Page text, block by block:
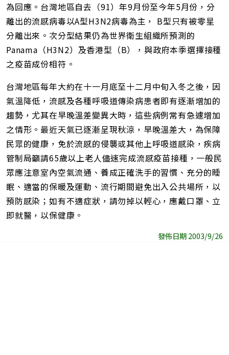
為回應。台灣地區自去（91）年9月份至今年5月份，分
離出的流感病毒以A型H3N2病毒為主， B型只有被零星
分離出來。次分型結果仍為世界衛生組織所預測的
Panama（H3N2）及香港型（B），與政府本季選擇接種
之疫苗成份相符。
台灣地區每年大約在十一月底至十二月中旬入冬之後，因
氣溫降低，流感及各種呼吸道傳染病患者即有逐漸增加的
趨勢，尤其在早晚溫差變異大時，這些病例常有急遽增加
之情形。最近天氣已逐漸呈現秋涼，早晚溫差大，為保障
民眾的健康，免於流感的侵襲或其他上呼吸道感染，疾病
管制局籲請65歲以上老人儘速完成流感疫苗接種，一般民
眾應注意室內空氣流通、養成正確洗手的習慣、充分的睡
眠、適當的保暖及運動、流行期間避免出入公共場所，以
預防感染；如有不適症狀，請勿掉以輕心，應戴口罩、立
即就醫，以保健康。
發佈日期 2003/9/26